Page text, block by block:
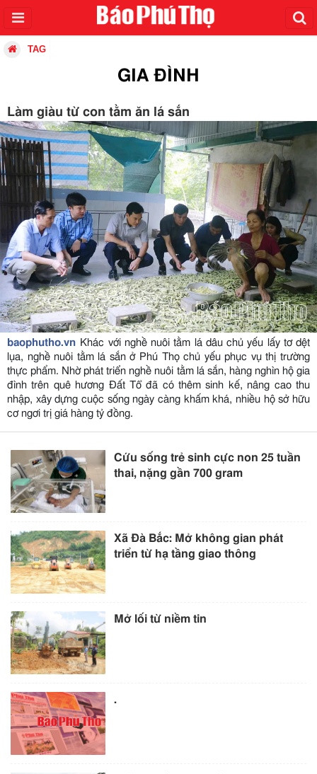
TAG
GIA ĐÌNH
Làm giàu từ con tằm ăn lá sắn
baophutho.vn Khác với nghề nuôi tằm lá dâu chủ yếu lấy tơ dệt
lụa, nghề nuôi tằm lá sắn ở Phú Thọ chủ yếu phục vụ thị trường
thực phẩm. Nhờ phát triển nghề nuôi tằm lá sắn, hàng nghìn hộ gia
đình trên quê hương Đất Tổ đã có thêm sinh kế, nâng cao thu
nhập, xây dựng cuộc sống ngày càng khấm khá, nhiều hộ sở hữu
cơ ngơi trị giá hàng tỷ đồng.
Cứu sống trẻ sinh cực non 25 tuần
thai, nặng gần 700 gram
Xã Đà Bắc: Mở không gian phát
triển từ hạ tầng giao thông
Mở lối từ niềm tin
.